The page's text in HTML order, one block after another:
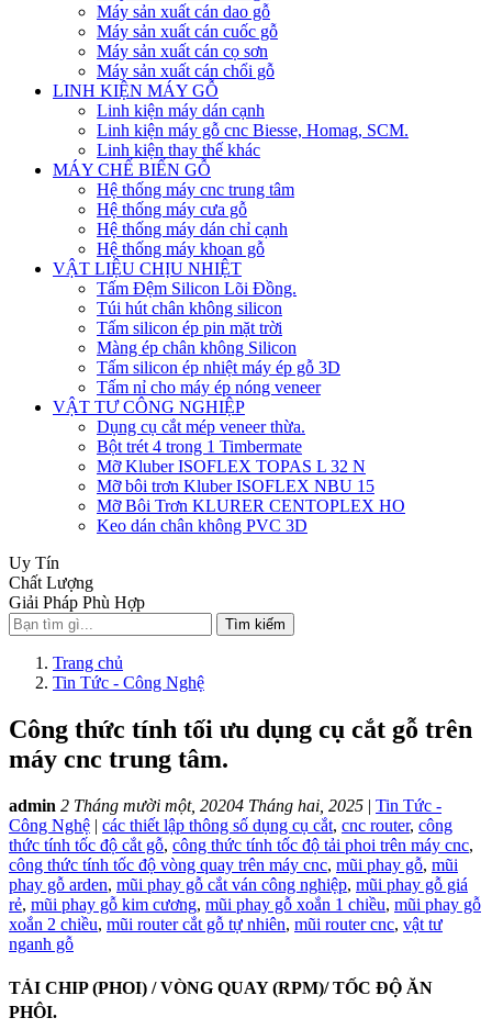
Máy sản xuất cán dao gỗ
Máy sản xuất cán cuốc gỗ
Máy sản xuất cán cọ sơn
Máy sản xuất cán chổi gỗ
LINH KIỆN MÁY GỖ
Linh kiện máy dán cạnh
Linh kiện máy gỗ cnc Biesse, Homag, SCM.
Linh kiện thay thế khác
MÁY CHẾ BIẾN GỖ
Hệ thống máy cnc trung tâm
Hệ thống máy cưa gỗ
Hệ thống máy dán chỉ cạnh
Hệ thống máy khoan gỗ
VẬT LIỆU CHỊU NHIỆT
Tấm Đệm Silicon Lõi Đồng.
Túi hút chân không silicon
Tấm silicon ép pin mặt trời
Màng ép chân không Silicon
Tấm silicon ép nhiệt máy ép gỗ 3D
Tấm nỉ cho máy ép nóng veneer
VẬT TƯ CÔNG NGHIỆP
Dụng cụ cắt mép veneer thừa.
Bột trét 4 trong 1 Timbermate
Mỡ Kluber ISOFLEX TOPAS L 32 N
Mỡ bôi trơn Kluber ISOFLEX NBU 15
Mỡ Bôi Trơn KLURER CENTOPLEX HO
Keo dán chân không PVC 3D
Uy Tín
Chất Lượng
Giải Pháp Phù Hợp
Tìm kiếm
Trang chủ
Tin Tức - Công Nghệ
Công thức tính tối ưu dụng cụ cắt gỗ trên
máy cnc trung tâm.
admin 2 Tháng mười một, 20204 Tháng hai, 2025 | Tin Tức -
Công Nghệ | các thiết lập thông số dụng cụ cắt, cnc router, công
thức tính tốc độ cắt gỗ, công thức tính tốc độ tải phoi trên máy cnc,
công thức tính tốc độ vòng quay trên máy cnc, mũi phay gỗ, mũi
phay gỗ arden, mũi phay gỗ cắt ván công nghiệp, mũi phay gỗ giá
rẻ, mũi phay gỗ kim cương, mũi phay gỗ xoắn 1 chiều, mũi phay gỗ
xoắn 2 chiều, mũi router cắt gỗ tự nhiên, mũi router cnc, vật tư
nganh gỗ
TẢI CHIP (PHOI) / VÒNG QUAY (RPM)/ TỐC ĐỘ ĂN
PHÔI.